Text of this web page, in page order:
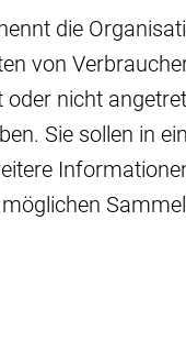
die
von
nicht
Sie sollen in